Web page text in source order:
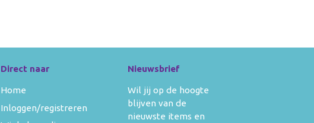
Direct naar
Home
Inloggen/registreren
Nieuwsbrief
Wil jij op de hoogte
blijven van de
nieuwste items en